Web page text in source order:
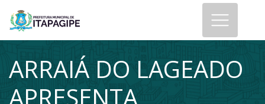
ARRAIÁ DO LAGEADO
APRESENTA